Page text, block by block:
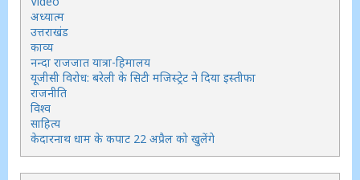
अध्यात्म
उत्तराखंड
काव्य
नन्दा राजजात यात्रा-हिमालय
यूजीसी विरोध: बरेली के सिटी मजिस्ट्रेट ने दिया इस्तीफा
राजनीति
विश्व
साहित्य
केदारनाथ धाम के कपाट 22 अप्रैल को खुलेंगे